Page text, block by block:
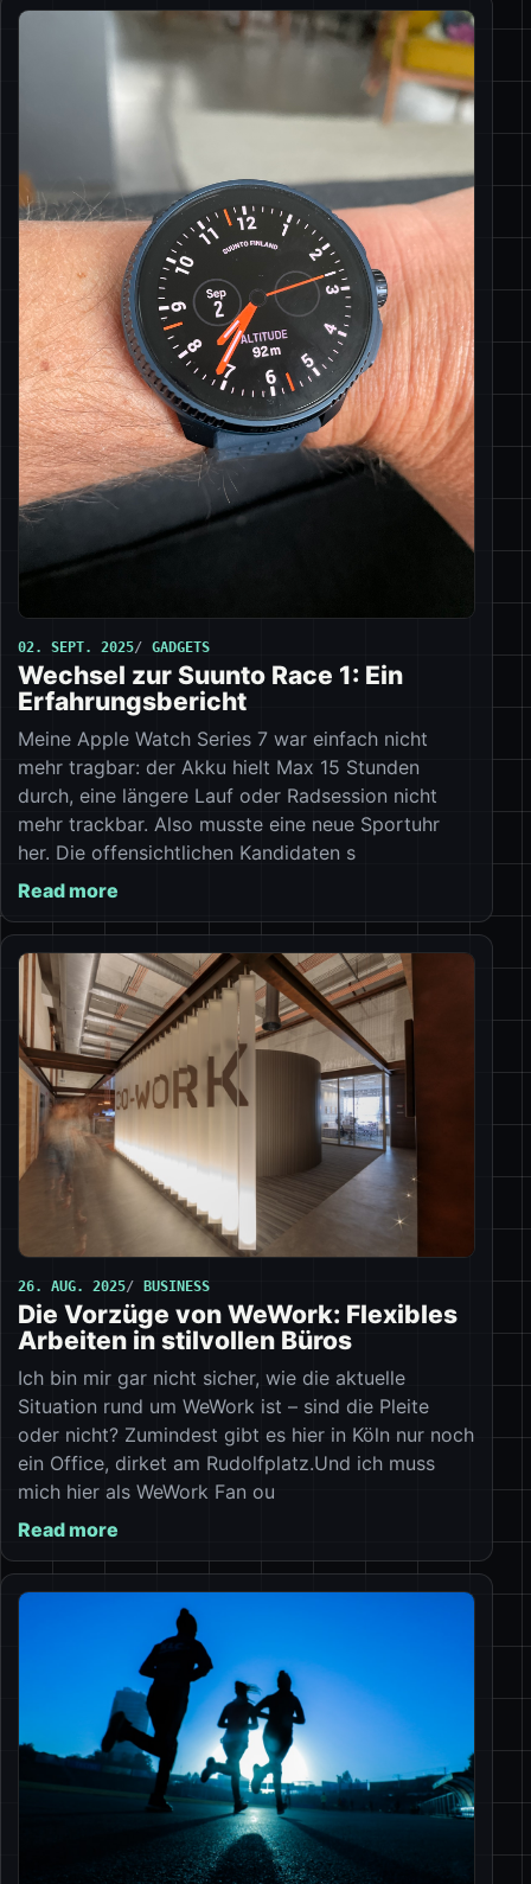
02. SEPT. 2025 GADGETS
Wechsel zur Suunto Race 1: Ein
Erfahrungsbericht
Meine Apple Watch Series 7 war einfach nicht
mehr tragbar: der Akku hielt Max 15 Stunden
durch, eine längere Lauf oder Radsession nicht
mehr trackbar. Also musste eine neue Sportuhr
her. Die offensichtlichen Kandidaten s
Read more
26. AUG. 2025 BUSINESS
Die Vorzüge von WeWork: Flexibles
Arbeiten in stilvollen Büros
Ich bin mir gar nicht sicher, wie die aktuelle
Situation rund um WeWork ist – sind die Pleite
oder nicht? Zumindest gibt es hier in Köln nur noch
ein Office, dirket am Rudolfplatz.Und ich muss
mich hier als WeWork Fan ou
Read more